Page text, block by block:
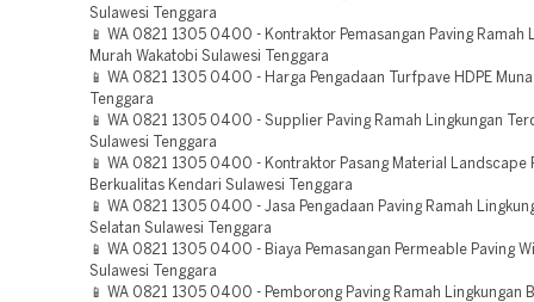
Sulawesi Tenggara
📱 WA 0821 1305 0400 - Kontraktor Pemasangan Paving Ramah
Murah Wakatobi Sulawesi Tenggara
📱 WA 0821 1305 0400 - Harga Pengadaan Turfpave HDPE
Tenggara
📱 WA 0821 1305 0400 - Supplier Paving Ramah Lingkungan
Sulawesi Tenggara
📱 WA 0821 1305 0400 - Kontraktor Pasang Material Landscape
Berkualitas Kendari Sulawesi Tenggara
📱 WA 0821 1305 0400 - Jasa Pengadaan Paving Ramah
Selatan Sulawesi Tenggara
📱 WA 0821 1305 0400 - Biaya Pemasangan Permeable Paving
Sulawesi Tenggara
📱 WA 0821 1305 0400 - Pemborong Paving Ramah Lingkungan